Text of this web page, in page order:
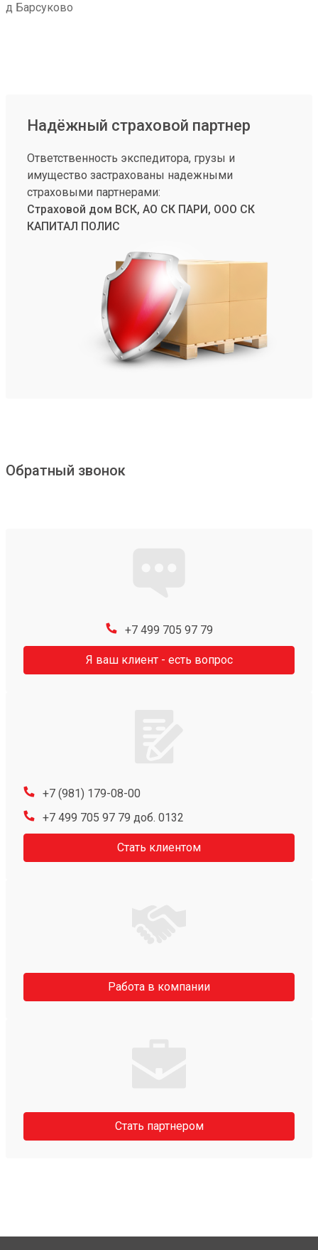
д Барсуково
Надёжный страховой партнер
Ответственность экспедитора, грузы и
имущество застрахованы надежными
страховыми партнерами:
Страховой дом ВСК, АО СК ПАРИ, ООО СК
КАПИТАЛ ПОЛИС
Обратный звонок
+7 499 705 97 79
Я ваш клиент - есть вопрос
+7 (981) 179-08-00
+7 499 705 97 79 доб. 0132
Стать клиентом
Работа в компании
Стать партнером